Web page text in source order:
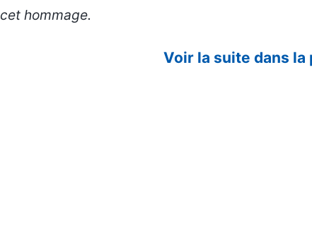
cet hommage.
Voir la suite dans